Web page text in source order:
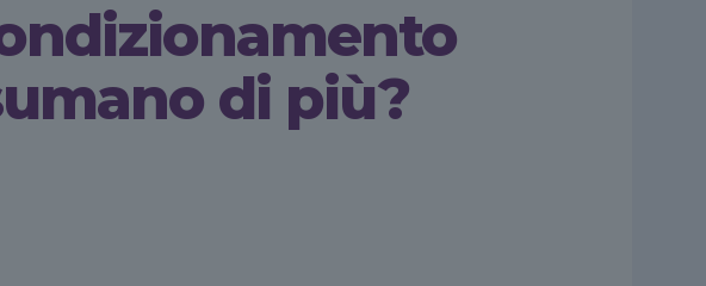
di più?